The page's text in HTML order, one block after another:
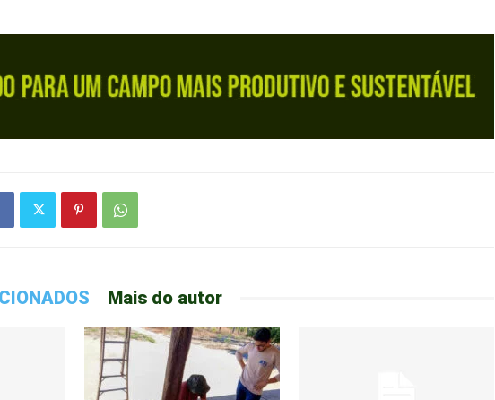
Mais do autor